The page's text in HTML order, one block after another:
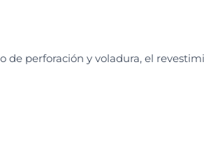
perforación y voladura, el